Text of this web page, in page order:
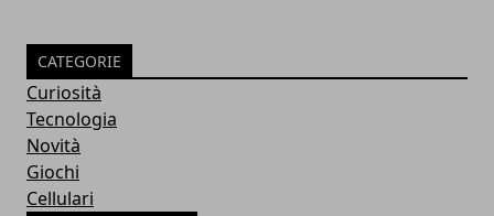
CATEGORIE
Curiosità
Tecnologia
Novità
Giochi
Cellulari